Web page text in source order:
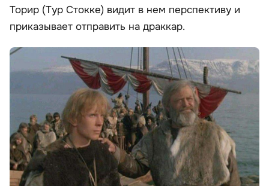
Торир (Тур Стокке) видит в нем перспективу и
приказывает отправить на драккар.